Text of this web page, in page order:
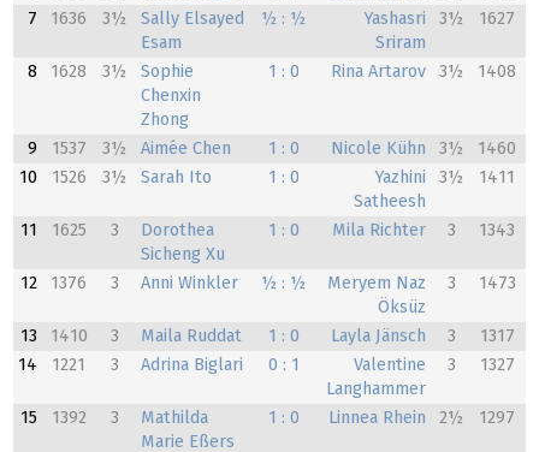
7
1636 3½
Sally Elsayed
Esam
½ : ½
Yashasri
Sriram
3½ 1627
8 1628 3½
Sophie
Chenxin
Zhong
1 : 0 Rina Artarov 3½ 1408
9 1537 3½ Aimée Chen 1 : 0 Nicole Kühn 3½
1460
10
1526 3½ Sarah Ito 1 : 0
Yazhini
Satheesh
3½ 1411
11 1625 3
Dorothea
Sicheng Xu
1 : 0 Mila Richter 3 1343
12 1376 3 Anni Winkler ½ : ½
Meryem Naz
Öksüz
3 1473
13 1410 3 Maila Ruddat 1 : 0 Layla Jänsch 3
1317
14
1221 3 Adrina Biglari 0 : 1
Valentine
Langhammer
3 1327
15 1392 3
Mathilda
Marie Eßers
1 : 0 Linnea Rhein 2½ 1297